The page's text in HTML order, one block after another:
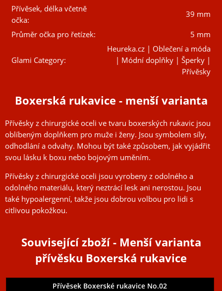
Přívěsek, délka včetně
očka:
39 mm
Průměr očka pro řetízek:
5 mm
Glami Category:
Heureka.cz | Oblečení a móda
| Módní doplňky | Šperky |
Přívěsky
Boxerská rukavice - menší varianta
Přívěsky z chirurgické oceli ve tvaru boxerských rukavic jsou
oblíbeným doplňkem pro muže i ženy. Jsou symbolem síly,
odhodlání a odvahy. Mohou být také způsobem, jak vyjádřit
svou lásku k boxu nebo bojovým uměním.
Přívěsky z chirurgické oceli jsou vyrobeny z odolného a
odolného materiálu, který neztrácí lesk ani nerostou. Jsou
také hypoalergenní, takže jsou dobrou volbou pro lidi s
citlivou pokožkou.
Související zboží- Menší varianta
přívěsku Boxerská rukavice
Přívěsek Boxerské rukavice No.02